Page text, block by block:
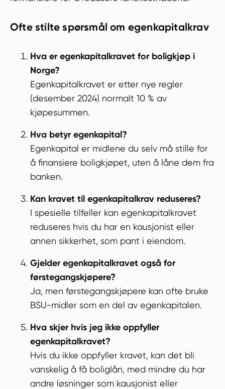
Ofte stilte spørsmål om egenkapitalkrav
Hva er egenkapitalkravet for boligkjøp i
Norge?
Egenkapitalkravet er etter nye regler
(desember 2024) normalt 10 % av
kjøpesummen.
Hva betyr egenkapital?
Egenkapital er midlene du selv må stille for
å finansiere boligkjøpet, uten å låne dem fra
banken.
Kan kravet til egenkapitalkrav reduseres?
I spesielle tilfeller kan egenkapitalkravet
reduseres hvis du har en kausjonist eller
annen sikkerhet, som pant i eiendom.
Gjelder egenkapitalkravet også for
førstegangskjøpere?
Ja, men førstegangskjøpere kan ofte bruke
BSU-midler som en del av egenkapitalen.
Hva skjer hvis jeg ikke oppfyller
egenkapitalkravet?
Hvis du ikke oppfyller kravet, kan det bli
vanskelig å få boliglån, med mindre du har
andre løsninger som kausjonist eller